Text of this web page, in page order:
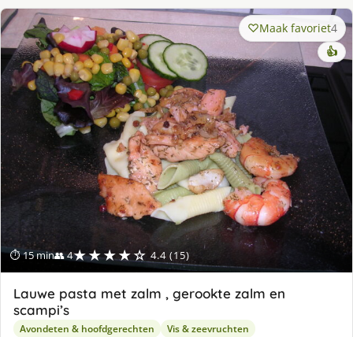
⏱ 15 min👥 4★★★★☆ 4.4 (15)
Maak favoriet4
👍
Lauwe pasta met zalm , gerookte zalm en
scampi’s
Avondeten & hoofdgerechten Vis & zeevruchten